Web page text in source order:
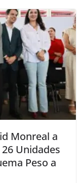
Monreal a
Unidades
Peso a